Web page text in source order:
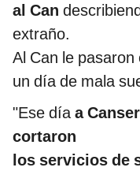
al Can
extraño.
Al Can le
un día de mala
"Ese díaa
cortaron
los servicios de